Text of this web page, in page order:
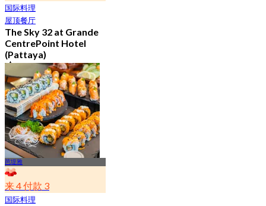
国际料理
屋顶餐厅
The Sky 32 at Grande
CentrePoint Hotel
(Pattaya)
11.7K 已预订
起฿ 980
芭堤雅
来 4 付款 3
国际料理